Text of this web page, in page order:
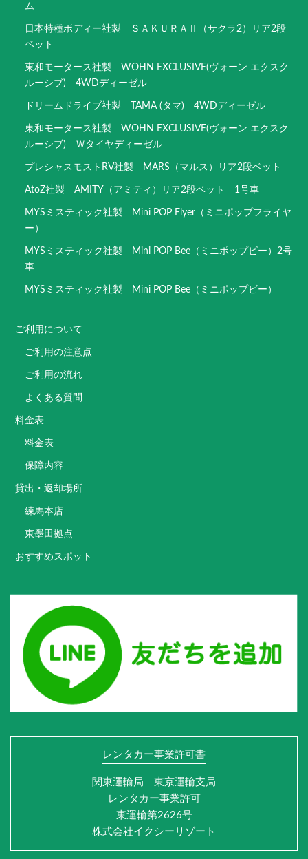
ム
日本特種ボディー社製 ＳＡＫＵＲＡⅡ（サクラ2）リア2段
ベット
東和モータース社製 WOHN EXCLUSIVE(ヴォーン エクスク
ルーシブ) 4WDディーゼル
ドリームドライブ社製 TAMA (タマ) 4WDディーゼル
東和モータース社製 WOHN EXCLUSIVE(ヴォーン エクスク
ルーシブ) Ｗタイヤディーゼル
プレシャスモストRV社製 MARS（マルス）リア2段ベット
AtoZ社製 AMITY（アミティ）リア2段ベット 1号車
MYSミスティック社製 Mini POP Flyer（ミニポップフライヤ
ー）
MYSミスティック社製 Mini POP Bee（ミニポップビー）2号
車
MYSミスティック社製 Mini POP Bee（ミニポップビー）
ご利用について
ご利用の注意点
ご利用の流れ
よくある質問
料金表
料金表
保障内容
貸出・返却場所
練馬本店
東墨田拠点
おすすめスポット
レンタカー事業許可書
関東運輸局 東京運輸支局
レンタカー事業許可
東運輸第2626号
株式会社イクシーリゾート